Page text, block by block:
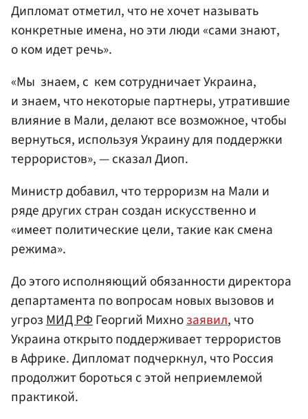
Дипломат отметил, что не хочет называть
конкретные имена, но эти люди «сами знают,
о ком идет речь».
«Мы знаем, с кем сотрудничает Украина,
и знаем, что некоторые партнеры, утратившие
влияние в Мали, делают все возможное, чтобы
вернуться, используя Украину для поддержки
террористов», — сказал Диоп.
Министр добавил, что терроризм на Мали и
ряде других стран создан искусственно и
«имеет политические цели, такие как смена
режима».
До этого исполняющий обязанности директора
департамента по вопросам новых вызовов и
угрозМИД РФГеоргий Михнозаявил, что
Украина открыто поддерживает террористов
в Африке. Дипломат подчеркнул, что Россия
продолжит бороться с этой неприемлемой
практикой.